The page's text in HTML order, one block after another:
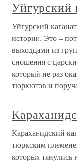
Уйгурский
Уйгурский
истории. Это –
выходцами из
сношения с
который не раз
тюркютов и
Караханидский
тюркским
которых тянулись